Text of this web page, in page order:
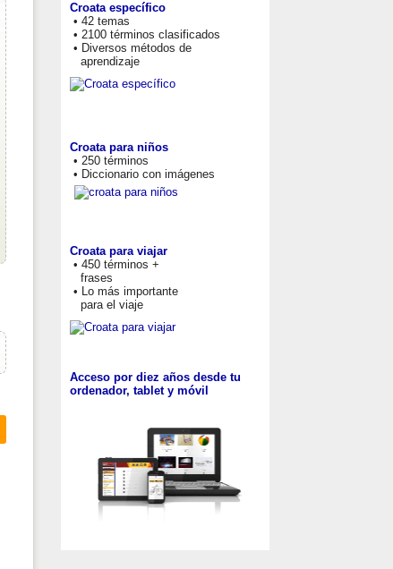
Croata específico
• 42 temas
• 2100 términos clasificados
• Diversos métodos de
aprendizaje
Croata para niños
• 250 términos
• Diccionario con imágenes
Croata para viajar
• 450 términos +
frases
• Lo más importante
para el viaje
Acceso por diez años desde tu
ordenador, tablet y móvil